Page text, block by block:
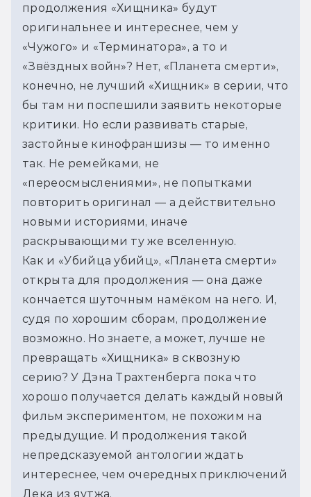
продолжения «Хищника» будут
оригинальнее и интереснее, чем у
«Чужого» и «Терминатора», а то и
«Звёздных войн»? Нет, «Планета смерти»,
конечно, не лучший «Хищник» в серии, что
бы там ни поспешили заявить некоторые
критики. Но если развивать старые,
застойные кинофраншизы — то именно
так. Не ремейками, не
«переосмыслениями», не попытками
повторить оригинал — а действительно
новыми историями, иначе
раскрывающими ту же вселенную.
Как и «Убийца убийц», «Планета смерти»
открыта для продолжения — она даже
кончается шуточным намёком на него. И,
судя по хорошим сборам, продолжение
возможно. Но знаете, а может, лучше не
превращать «Хищника» в сквозную
серию? У Дэна Трахтенберга пока что
хорошо получается делать каждый новый
фильм экспериментом, не похожим на
предыдущие. И продолжения такой
непредсказуемой антологии ждать
интереснее, чем очередных приключений
Дека из яутжа.